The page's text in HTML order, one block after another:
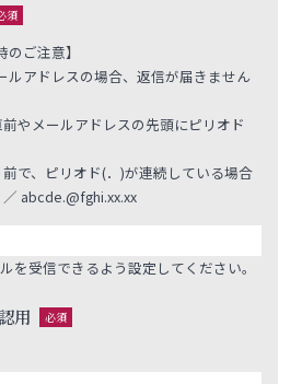
須
のご注意】
ルアドレスの場合、返信が届きません
やメールアドレスの先頭にピリオド
で、ピリオド(．)が連続している場合
abcde.@fghi.xx.xx
受信できるよう設定してください。
用 必須